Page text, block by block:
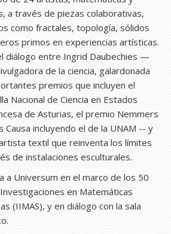
a través de piezas colaborativas,
como fractales, topología, sólidos
primos en experiencias artísticas.
diálogo entre Ingrid Daubechies —
de la ciencia, galardonada
premios que incluyen el
Nacional de Ciencia en Estados
de Asturias, el premio Nemmers
incluyendo el de la UNAM -- y
textil que reinventa los límites
de instalaciones esculturales.
a Universum en el marco de los 50
en Matemáticas
(IIMAS), y en diálogo con la sala